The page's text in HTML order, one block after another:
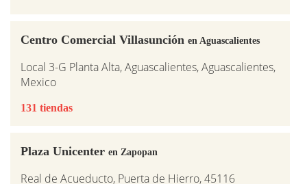
Centro Comercial Villasunción en Aguascalientes
Local 3-G Planta Alta, Aguascalientes, Aguascalientes,
Mexico
131 tiendas
Plaza Unicenter en Zapopan
Real de Acueducto, Puerta de Hierro, 45116